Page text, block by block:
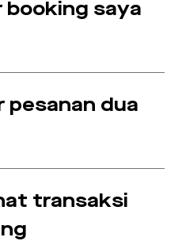
booking saya
pesanan dua
transaksi